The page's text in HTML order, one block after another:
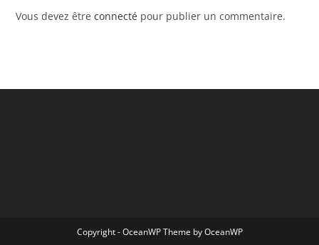
Vous devez êtreconnecté pour publier un commentaire.
Copyright - OceanWP Theme by OceanWP